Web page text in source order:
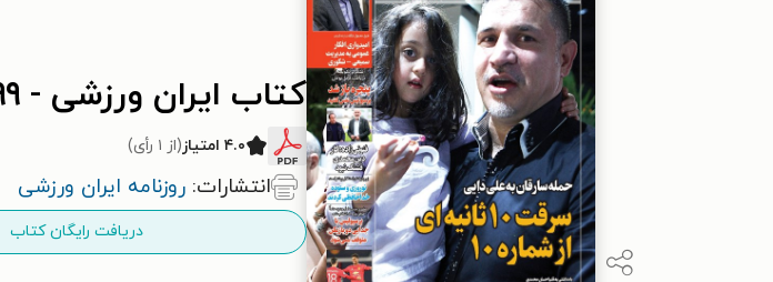
کتاب ایران ورزشی - ۱۳۹۹ شنبه ۱۰ آبان
۴.۰ امتیاز (از ۱ رأی)
انتشارات: روزنامه ایران ورزشی
دریافت رایگان کتاب